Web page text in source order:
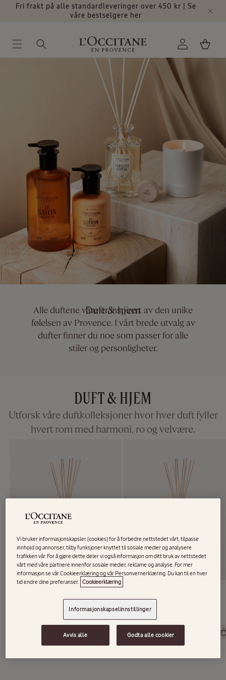
Gå videre
til
Parfymer
Fri frakt på alle standardleveringer over 450 kr | Se
våre bestselgere her
Logg
inn
Handlekurv
Duft & hjem
Alle duftene våre er inspirert av den unike
følelsen av Provence. I vårt brede utvalg av
dufter finner du noe som passer for alle
stiler og personligheter.
DUFT & HJEM
Utforsk våre duftkolleksjoner hvor hver duft fyller
hvert rom med harmoni, ro og velvære.
Vanlig
899,00 kr
Vi bruker informasjonskapsler (cookies) for å forbedre nettstedet vårt, tilpasse
innhold og annonser, tilby funksjoner knyttet til sosiale medier og analysere
trafikken vår. For å gjøre dette deler vi også informasjon om ditt bruk av nettstedet
vårt med våre partnere innenfor sosiale medier, reklame og analyse. For mer
informasjon se vår Cookieerklæring og vår Personvernerklæring. Du kan til en hver
tid endre dine preferanser. Cookieerklæring
Informasjonskapselinnstillinger
Avvis alle Godta alle cookier